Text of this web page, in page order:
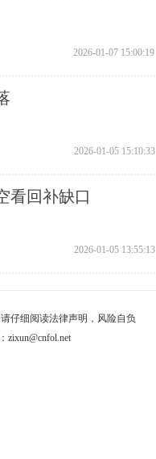
2026-01-07 15:00:19
2026-01-05 15:10:33
看回补缺口
2026-01-05 13:55:13
仔细阅读法律声明 ，风险自负
zixun@cnfol.net